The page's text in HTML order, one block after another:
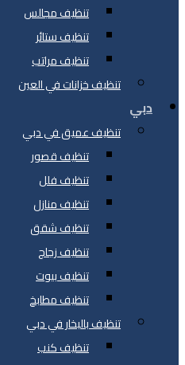
تنظيف مجالس
تنظيف ستائر
تنظيف مراتب
تنظيف خزانات في العين
دبي
تنظيف عميق في دبي
تنظيف قصور
تنظيف فلل
تنظيف منازل
تنظيف شقق
تنظيف زجاج
تنظيف بيوت
تنظيف مطابخ
تنظيف بالبخار في دبي
تنظيف كنب